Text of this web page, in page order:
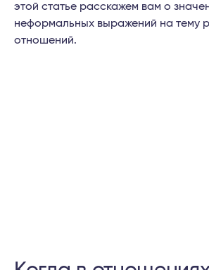
этой статье расскажем вам о
неформальных выражений на тему
отношений.